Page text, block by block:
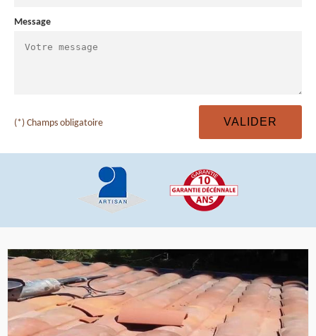
Message
(*) Champs obligatoire